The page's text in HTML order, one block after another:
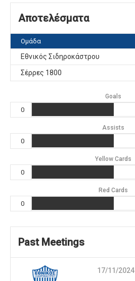
Αποτελέσματα
Ομάδα
Εθνικός Σιδηροκάστρου
Σέρρες 1800
Goals
0
Assists
0
Yellow Cards
0
Red Cards
0
Past Meetings
17/11/2024